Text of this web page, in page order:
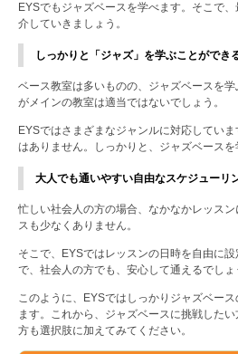
EYSでもジャズベースを学べます。そこで
介していきましょう。
しっかりと「ジャズ」を学ぶことができ
ベース教室は多いものの、ジャズベースを
がメインの教室は適当ではないでしょう。
EYSではさまざまなジャンルに対応してい
はありません。しっかりと、ジャズベースを
大人でも通いやすい自由なスケジューリ
忙しい社会人の方の場合、なかなかレッス
スも少なくありません。
そこで、EYSではレッスンの日時を自由に
で、社会人の方でも、安心して通えるでしょ
このように、EYSではしっかりジャズベー
ます。これから、ジャズベースに挑戦した
方も選択肢に加えてみてください。